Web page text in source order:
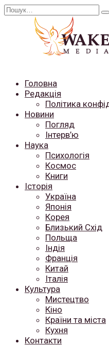
Перейти
Search
Головна
Редакція
Політика
Новини
Погляд
Інтерв’ю
Наука
Психологія
Космос
Книги
Історія
Україна
Японія
Корея
Близький Схід
Польща
Індія
Франція
Китай
Італія
Культура
Мистецтво
Кіно
Країни та міста
Кухня
Контакти